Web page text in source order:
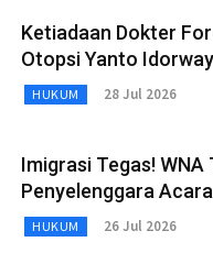
Ketiadaan Dokter
Otopsi Yanto Idorway
HUKUM 28 Jul 2026
Imigrasi Tegas! WNA
Penyelenggara
HUKUM 26 Jul 2026